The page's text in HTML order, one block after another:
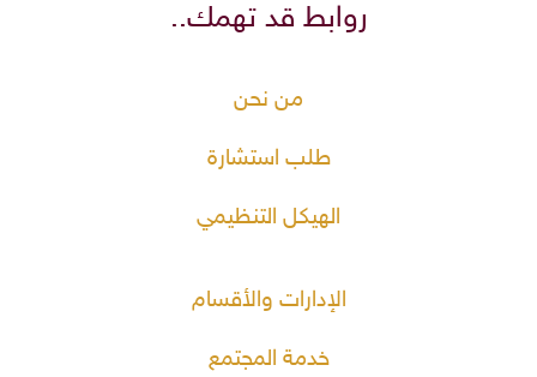
روابط قد تهمك..
من نحن
طلب استشارة
الهيكل التنظيمي
الإدارات والأقسام
خدمة المجتمع